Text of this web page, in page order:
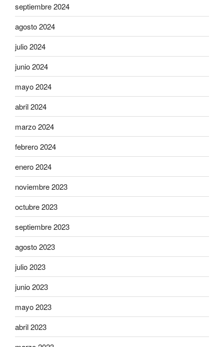
septiembre 2024
agosto 2024
julio 2024
junio 2024
mayo 2024
abril 2024
marzo 2024
febrero 2024
enero 2024
noviembre 2023
octubre 2023
septiembre 2023
agosto 2023
julio 2023
junio 2023
mayo 2023
abril 2023